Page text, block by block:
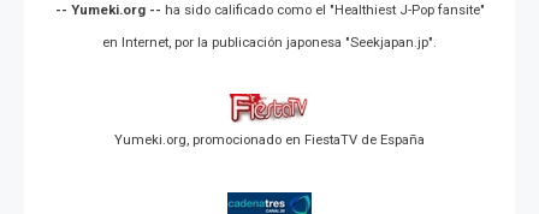
-- Yumeki.org -- ha sido calificado como el "Healthiest J-Pop fansite"
en Internet, por la publicación japonesa "Seekjapan.jp".
Yumeki.org, promocionado en FiestaTV de España